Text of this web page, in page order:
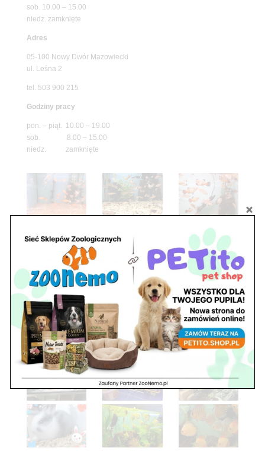
sob. 10.00 – 15.00
niedz. zamknięte
Adres
05-100 Nowy Dwór Mazowiecki
ul. Leśna 2
tel. 503 900 215
Godziny pracy
pon. – piąt. 10.00 – 19.00
sob. 8.00 – 15.00
niedz. zamknięte